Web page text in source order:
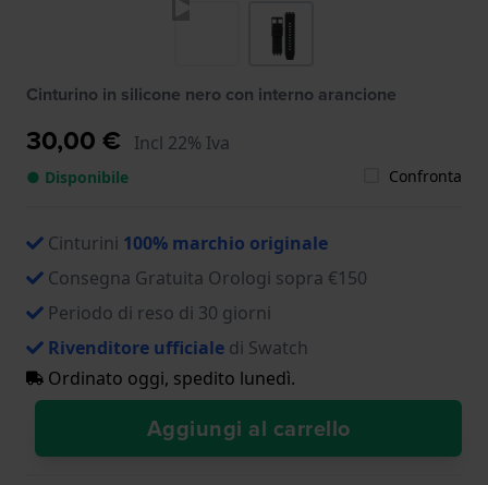
Cinturino in silicone nero con interno arancione
30,00 € Incl 22% Iva
● Disponibile Confronta
Cinturini 100% marchio originale
Consegna Gratuita Orologi sopra €150
Periodo di reso di 30 giorni
Rivenditore ufficiale di Swatch
Ordinato oggi, spedito lunedì.
Aggiungi al carrello